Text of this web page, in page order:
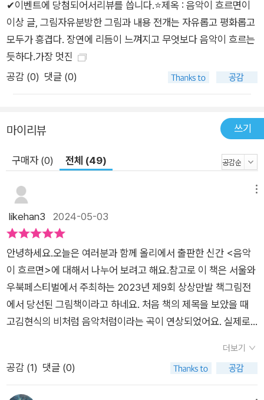
✔이벤트에 당첨되어서리뷰를 씁니다.⭐제옥 : 음악이 흐르면이
이상 글, 그림자유분방한 그림과 내용 전개는 자유롭고 평화롭고
모두가 흥겹다. 장연에 리듬이 느껴지고 무엇보다 음악이 흐르는
듯하다.가장 멋진
공감 (0) 댓글 (0)
마이리뷰 쓰기
구매자 (0) 전체 (49)
likehan3 2024-05-03
안녕하세요.오늘은 여러분과 함께 올리에서 출판한 신간 <음악
이 흐르면>에 대해서 나누어 보려고 해요.참고로 이 책은 서울와
우북페스티벌에서 주최하는 2023년 제9회 상상만발 책그림전
에서 당선된 그림책이라고 하네요. 처음 책의 제목을 보았을 때
고김현식의 비처럼 음악처럼이라는 곡이 연상되었어요. 실제로
그림과 책의 제목을 잘 표현해 놓았더라고요. 책의 곁표지에 그려
져 있는 턴테이블 위에 놓인 레코판에 바늘이 돌아가고 한 사람이
더보기
공감 (1) 댓글 (0)